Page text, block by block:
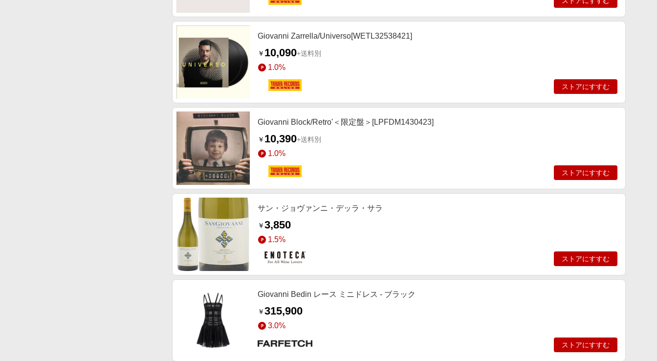
Giovanni Zarrella/Universo[WETL32538421]
￥ 10,090+送料別
1.0%
ストアにすすむ
Giovanni Block/Retro'＜限定盤＞[LPFDM1430423]
￥ 10,390+送料別
1.0%
ストアにすすむ
サン・ジョヴァンニ・デッラ・サラ
￥3,850
1.5%
ストアにすすむ
Giovanni Bedin レース ミニドレス - ブラック
￥315,900
3.0%
ストアにすすむ